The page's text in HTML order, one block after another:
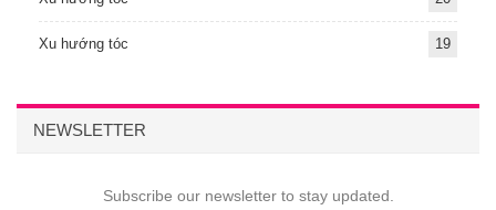
Xu hướng tóc 19
NEWSLETTER
Subscribe our newsletter to stay updated.